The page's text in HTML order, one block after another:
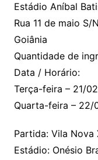
Estádio Aníbal
Rua 11 de maio S/
Goiânia
Quantidade de
Data / Horário:
Terça-feira – 21/
Quarta-feira – 22/
Partida: Vila Nova
Estádio: Onésio